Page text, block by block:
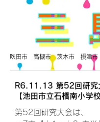
吹田市 高槻市 茨木市 摂津
R6.11.13 第52回研究
【池田市立石橋南小学
第52回研究大会は、